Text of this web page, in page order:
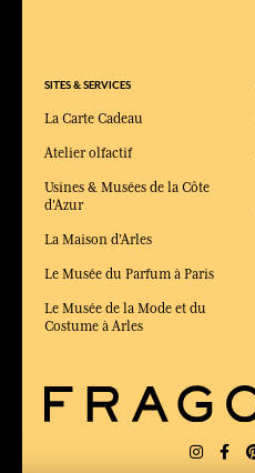
SITES & SERVICES
La Carte Cadeau
Atelier olfactif
Usines & Musées de la Côte
d'Azur
La Maison d'Arles
Le Musée du Parfum à Paris
Le Musée de la Mode et du
Costume à Arles